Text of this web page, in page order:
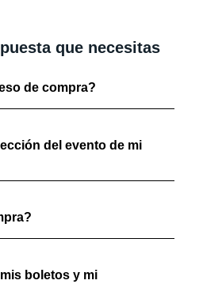
que necesitas
de compra?
del evento de mi
boletos y mi